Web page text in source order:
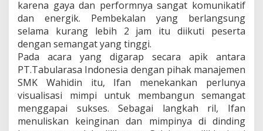
karena gaya dan performnya sangat komunikatif
dan energik. Pembekalan yang berlangsung
selama kurang lebih 2 jam itu diikuti peserta
dengan semangat yang tinggi.
Pada acara yang digarap secara apik antara
PT.Tabularasa Indonesia dengan pihak manajemen
SMK Wahidin itu, Ifan menekankan perlunya
visualisasi mimpi untuk membangun semangat
menggapai sukses. Sebagai langkah ril, Ifan
menuliskan keinginan dan mimpinya di dinding